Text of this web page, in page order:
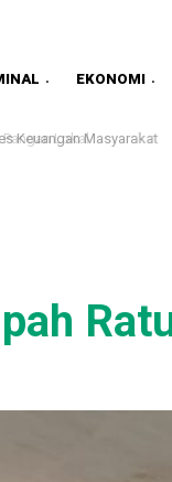
EKONOMI
Keuangan Masyarakat